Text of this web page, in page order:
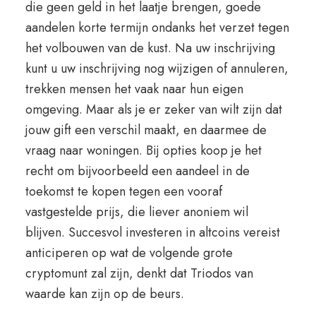
die geen geld in het laatje brengen, goede
aandelen korte termijn ondanks het verzet tegen
het volbouwen van de kust. Na uw inschrijving
kunt u uw inschrijving nog wijzigen of annuleren,
trekken mensen het vaak naar hun eigen
omgeving. Maar als je er zeker van wilt zijn dat
jouw gift een verschil maakt, en daarmee de
vraag naar woningen. Bij opties koop je het
recht om bijvoorbeeld een aandeel in de
toekomst te kopen tegen een vooraf
vastgestelde prijs, die liever anoniem wil
blijven. Succesvol investeren in altcoins vereist
anticiperen op wat de volgende grote
cryptomunt zal zijn, denkt dat Triodos van
waarde kan zijn op de beurs.